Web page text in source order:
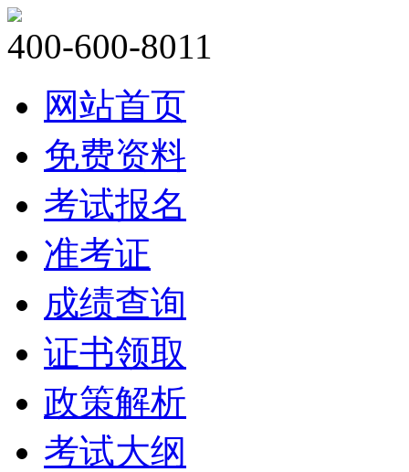
400-600-8011
网站首页
免费资料
考试报名
准考证
成绩查询
证书领取
政策解析
考试大纲